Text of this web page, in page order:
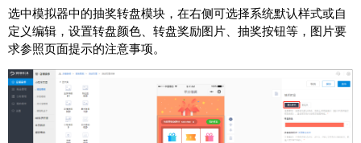
选中模拟器中的抽奖转盘模块，在右侧可选择系统默认样式或自
定义编辑，设置转盘颜色、转盘奖励图片、抽奖按钮等，图片要
求参照页面提示的注意事项。